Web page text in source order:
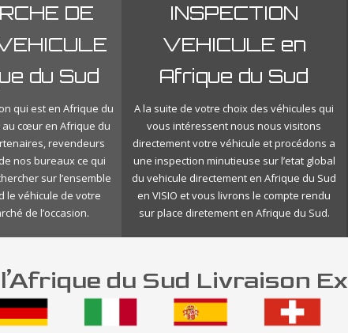
DE
du Sud
qui est en Afrique du
au cœur en Afrique du
revendeurs
nos bureaux ce qui
sur l’ensemble
le véhicule de votre
de l’occasion.
INSPECTION
VEHICULE en
Afrique du Sud
A la suite de votre choix des véhicules qui
vous intéressent nous nous visitons
directement votre véhicule et procédons a
une inspection minutieuse sur l’etat global
du vehicule directement en Afrique du Sud
en VISIO et vous livrons le compte rendu
sur place diretement en Afrique du Sud.
du Sud Livraison